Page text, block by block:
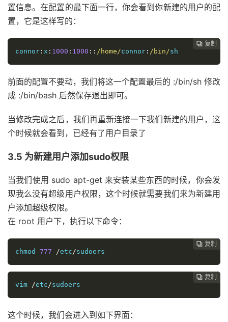
置信息。在配置的最下面一行，你会看到你新建的用户的配
置，它是这样写的：
 复制
 复制
 复制
 复制
 复制
 复制
 复制
 复制
connor : x : 1000 : 1000 :: / home /connor : / bin /sh
前面的配置不要动，我们将这一个配置最后的 :/bin/sh 修改
成 :/bin/bash 后然保存退出即可。
当修改完成之后，我们再重新连接一下我们新建的用户，这
个时候就会看到，已经有了用户目录了
3.5 为新建用户添加sudo权限
当我们使用 sudo apt-get 来安装某些东西的时候，你会发
现我么没有超级用户权限，这个时候就需要我们来为新建用
户添加超级权限。
在 root 用户下，执行以下命令：
 复制
 复制
 复制
 复制
 复制
 复制
 复制
chmod 777 /etc /sudoers
 复制
 复制
 复制
 复制
 复制
 复制
vim
/etc /sudoers
这个时候，我们会进入到如下界面：